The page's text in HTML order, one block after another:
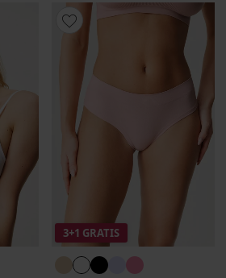
3+1 GRATIS